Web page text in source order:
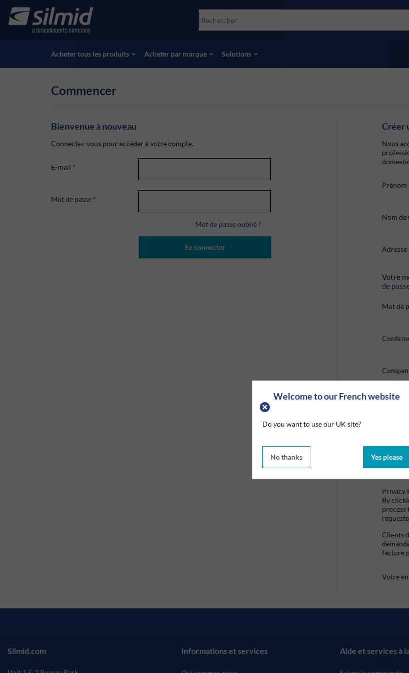
Welcome to our French website
Do you want to use our UK site?
No thanks Yes please
main
Accessories
Essais non destructifs (NDT)
Voir tous les produits
Socomore
Skydrol
Acheter tous les produits Acheter par marque Solutions
Commencer
Bienvenue à nouveau
Connectez-vous pour accéder à votre compte.
E-mail *
Mot de passe *
Mot de passe oublié ?
Se connecter
Créer
Nous
Prénom
Nom de
Adresse
Votre
de
Mot de
Graco
we'll
like to
that
Privacy
By
process
Clients
facture
Votre
Informations et services Aide et services à
Silmid.com